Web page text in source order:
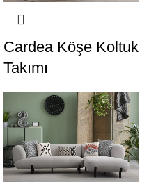
Cardea Köşe Koltuk
Takımı